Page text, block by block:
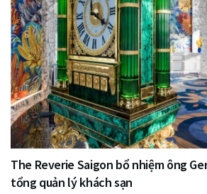
The Reverie Saigon bổ nhiệm ông
tổng quản lý khách sạn